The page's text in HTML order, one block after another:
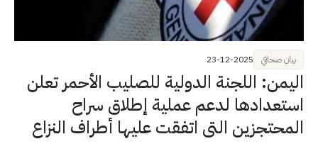
اليمن: اللجنة الدولية للصليب الأحمر تعلن
استعدادها لدعم عملية إطلاق سراح
المحتجزين التي اتفقت عليها أطراف النزاع
بيان صحافي 23-12-2025